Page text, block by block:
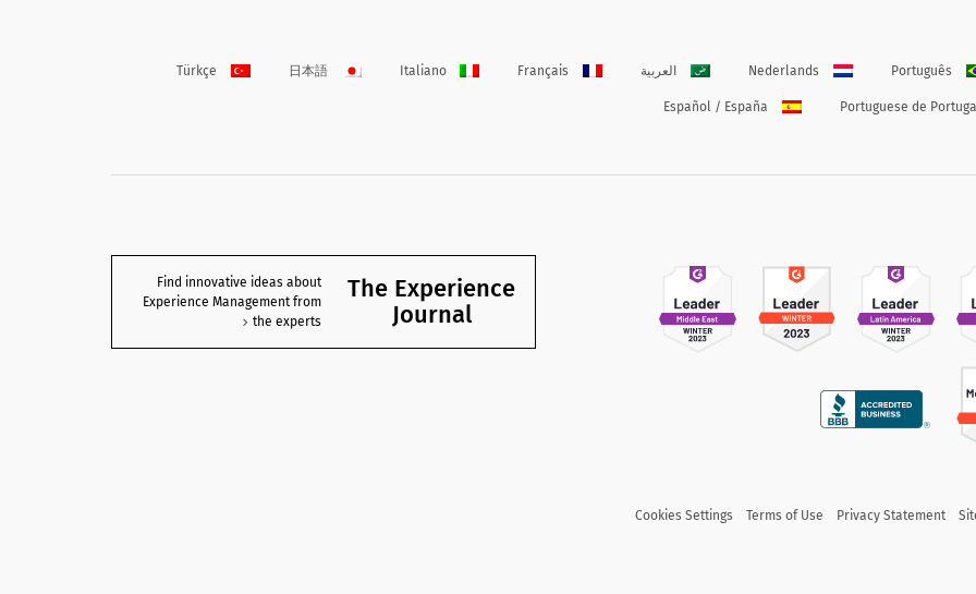
Português
Nederlands العربية Français
Italiano
日本語
Türkçe
Portuguese de
Español / España
The Experience
Journal
Find innovative ideas about
Experience Management from
the experts
Privacy Statement
Terms of Use
Cookies Settings